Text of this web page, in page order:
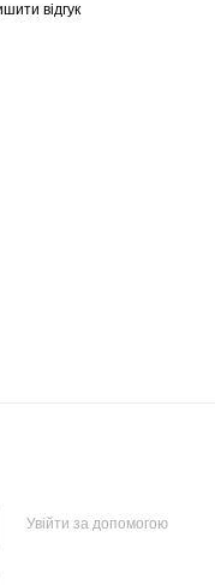
відгук
Увійти за допомогою